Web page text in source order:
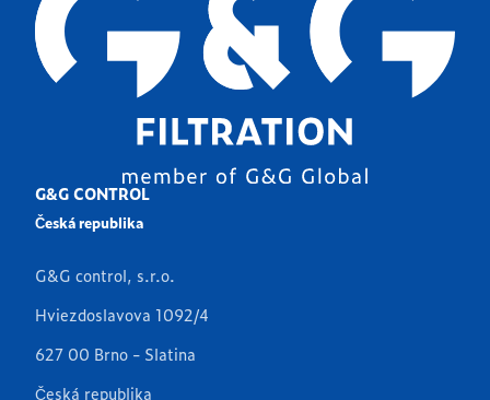
G&G CONTROL
Česká republika
G&G control, s.r.o.
Hviezdoslavova 1092/4
627 00 Brno - Slatina
Česká republika